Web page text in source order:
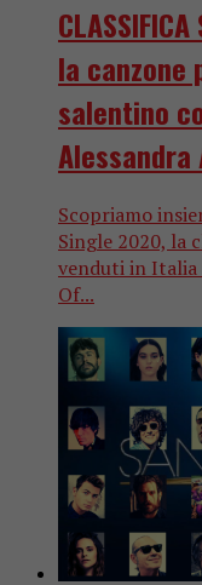
la canzone
salentino
Alessandra
Scopriamo
Single 2020, la
venduti in Italia
Of...